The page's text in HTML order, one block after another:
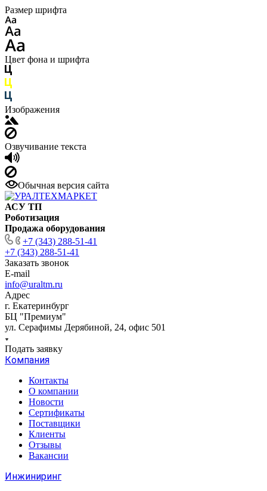
Размер шрифта
Цвет фона и шрифта
Изображения
Озвучивание текста
Обычная версия сайта
АСУ ТП
Роботизация
Продажа оборудования
+7 (343) 288-51-41
+7 (343) 288-51-41
Заказать звонок
E-mail
info@uraltm.ru
Адрес
г. Екатеринбург
БЦ "Премиум"
ул. Серафимы Дерябиной, 24, офис 501
Подать заявку
Компания
Контакты
О компании
Новости
Сертификаты
Поставщики
Клиенты
Отзывы
Вакансии
Инжиниринг